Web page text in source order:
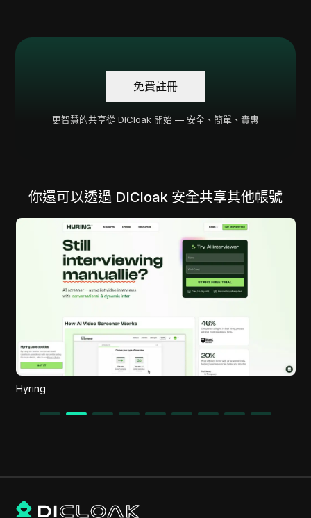
免費註冊
更智慧的共享從 DICloak 開始 — 安全、簡單、實惠
你還可以透過 DICloak 安全共享其他帳號
Hyring